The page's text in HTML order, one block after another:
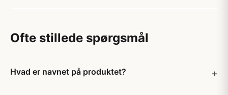
Ofte stillede spørgsmål
Hvad er navnet på produktet?